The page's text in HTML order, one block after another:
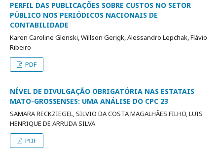
PERFIL DAS PUBLICAÇÕES SOBRE CUSTOS NO SETOR
PÚBLICO NOS PERIÓDICOS NACIONAIS DE
CONTABILIDADE
Karen Caroline Glenski, Willson Gerigk, Alessandro Lepchak, Flávio
Ribeiro
PDF
NÍVEL DE DIVULGAÇÃO OBRIGATÓRIA NAS ESTATAIS
MATO-GROSSENSES: UMA ANÁLISE DO CPC 23
SAMARA RECKZIEGEL, SILVIO DA COSTA MAGALHÃES FILHO, LUIS
HENRIQUE DE ARRUDA SILVA
PDF